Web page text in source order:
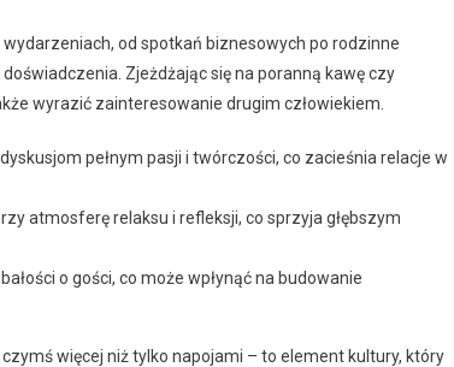
od spotkań biznesowych po rodzinne
Zjeżdżając się na poranną kawę czy
wyrazić zainteresowanie drugim człowiekiem.
pełnym pasji i twórczości, co zacieśnia relacje w
atmosferę relaksu i refleksji, co sprzyja głębszym
o gości, co może wpłynąć na budowanie
więcej niż tylko napojami – to element kultury, który